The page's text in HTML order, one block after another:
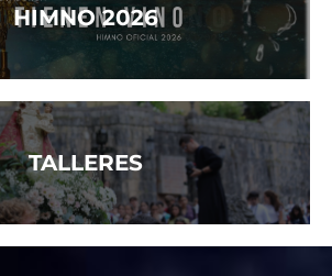
HIMNO 2026
TALLERES